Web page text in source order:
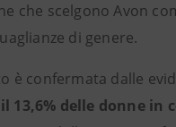
che scelgono Avon
di genere.
è confermata dalle
il 13,6% delle donne in